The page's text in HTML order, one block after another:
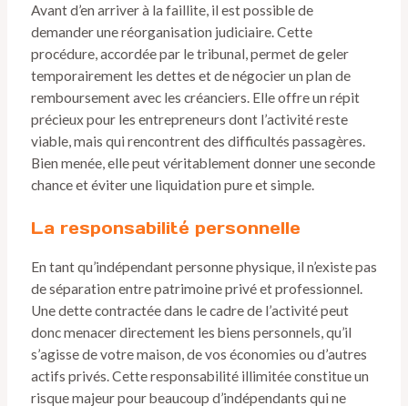
Avant d’en arriver à la faillite, il est possible de
demander une réorganisation judiciaire. Cette
procédure, accordée par le tribunal, permet de geler
temporairement les dettes et de négocier un plan de
remboursement avec les créanciers. Elle offre un répit
précieux pour les entrepreneurs dont l’activité reste
viable, mais qui rencontrent des difficultés passagères.
Bien menée, elle peut véritablement donner une seconde
chance et éviter une liquidation pure et simple.
La responsabilité personnelle
En tant qu’indépendant personne physique, il n’existe pas
de séparation entre patrimoine privé et professionnel.
Une dette contractée dans le cadre de l’activité peut
donc menacer directement les biens personnels, qu’il
s’agisse de votre maison, de vos économies ou d’autres
actifs privés. Cette responsabilité illimitée constitue un
risque majeur pour beaucoup d’indépendants qui ne